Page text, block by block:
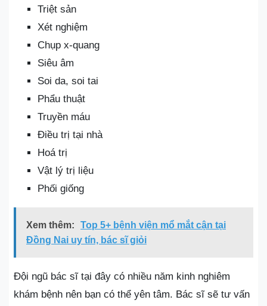
Triệt sản
Xét nghiệm
Chụp x-quang
Siêu âm
Soi da, soi tai
Phẩu thuật
Truyền máu
Điều trị tại nhà
Hoá trị
Vật lý trị liệu
Phối giống
Xem thêm:
Top 5+ bệnh viện mổ mắt cận tại
Đồng Nai uy tín, bác sĩ giỏi
Đội ngũ bác sĩ tại đây có nhiều năm kinh nghiêm
khám bệnh nên bạn có thể yên tâm. Bác sĩ sẽ tư vấn